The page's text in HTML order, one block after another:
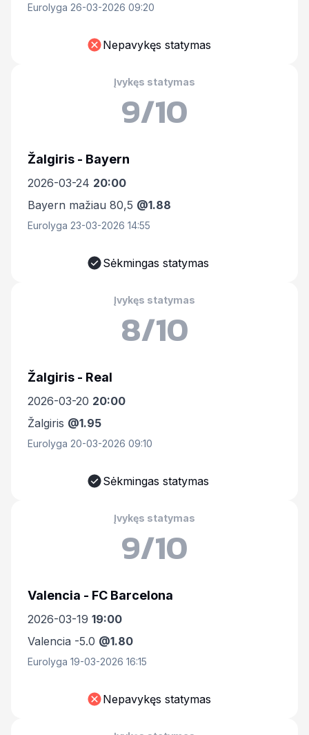
Eurolyga 26-03-2026 09:20
Nepavykęs statymas
Įvykęs statymas
9/10
Žalgiris - Bayern
2026-03-24 20:00
Bayern mažiau 80,5 @1.88
Eurolyga 23-03-2026 14:55
Sėkmingas statymas
Įvykęs statymas
8/10
Žalgiris - Real
2026-03-20 20:00
Žalgiris @1.95
Eurolyga 20-03-2026 09:10
Sėkmingas statymas
Įvykęs statymas
9/10
Valencia - FC Barcelona
2026-03-19 19:00
Valencia -5.0 @1.80
Eurolyga 19-03-2026 16:15
Nepavykęs statymas